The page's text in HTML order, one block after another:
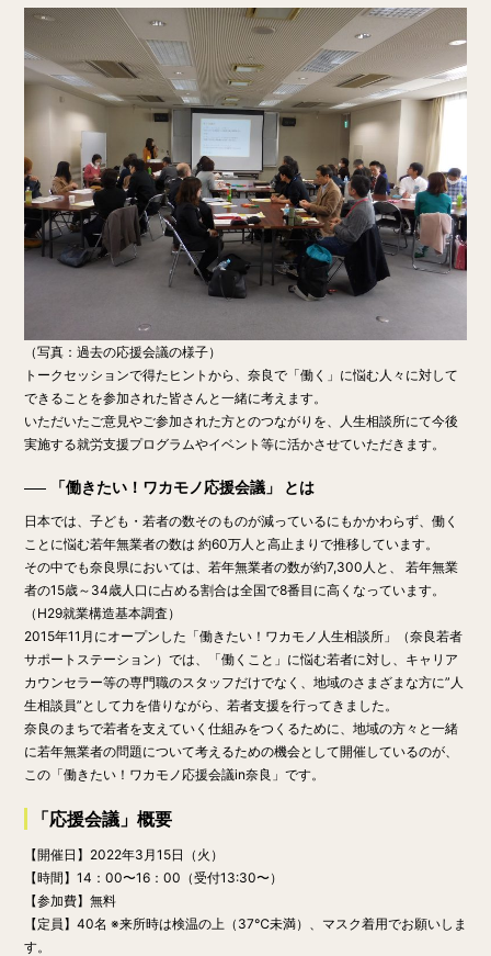
（写真：過去の応援会議の様子）
トークセッションで得たヒントから、奈良で「働く」に悩む人々に対して
できることを参加された皆さんと一緒に考えます。
いただいたご意見やご参加された方とのつながりを、人生相談所にて今後
実施する就労支援プログラムやイベント等に活かさせていただきます。
「働きたい！ワカモノ応援会議」 とは
日本では、子ども・若者の数そのものが減っているにもかかわらず、働く
ことに悩む若年無業者の数は 約60万人と高止まりで推移しています。
その中でも奈良県においては、若年無業者の数が約7,300人と、 若年無業
者の15歳～34歳人口に占める割合は全国で8番目に高くなっています。
（H29就業構造基本調査）
2015年11月にオープンした「働きたい！ワカモノ人生相談所」（奈良若者
サポートステーション）では、「働くこと」に悩む若者に対し、キャリア
カウンセラー等の専門職のスタッフだけでなく、地域のさまざまな方に”人
生相談員”として力を借りながら、若者支援を行ってきました。
奈良のまちで若者を支えていく仕組みをつくるために、地域の方々と一緒
に若年無業者の問題について考えるための機会として開催しているのが、
この「働きたい！ワカモノ応援会議in奈良」です。
「応援会議」概要
【開催日】 2022年3月15日（火）
【時間】 14：00〜16：00 （受付13:30〜）
【参加費】無料
【定員】40名 ※来所時は検温の上（37℃未満）、マスク着用でお願いしま
す。